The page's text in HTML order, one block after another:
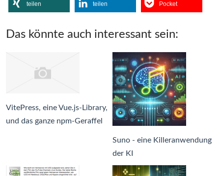
teilen teilen Pocket
Das könnte auch interessant sein:
VitePress, eine Vue.js-Library,
und das ganze npm-Geraffel
Suno - eine Killeranwendung
der KI